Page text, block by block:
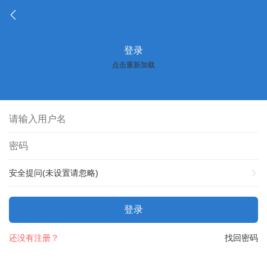
登录
点击重新加载
安全提问(未设置请忽略)
登录
找回密码
还没有注册？